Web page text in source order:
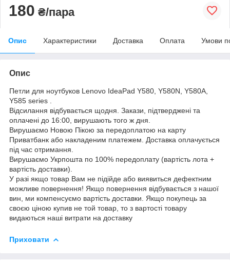
180 ₴/пара
Опис Характеристики Доставка Оплата Умови
Опис
Петли для ноутбуков Lenovo IdeaPad Y580, Y580N, Y580A,
Y585 series .
Відсилання відбувається щодня. Закази, підтверджені та
оплачені до 16:00, вирушають того ж дня.
Вирушаємо Новою Пікою за передоплатою на карту
Приватбанк або накладеним платежем. Доставка оплачується
під час отримання.
Вирушаємо Укрпошта по 100% передоплату (вартість лота +
вартість доставки).
У разі якщо товар Вам не підійде або виявиться дефектним
можливе повернення! Якщо повернення відбувається з нашої
вин, ми компенсуємо вартість доставки. Якщо покупець за
своєю ціною купив не той товар, то з вартості товару
видаються наші витрати на доставку
Приховати